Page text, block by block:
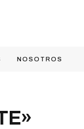
NOSOTROS